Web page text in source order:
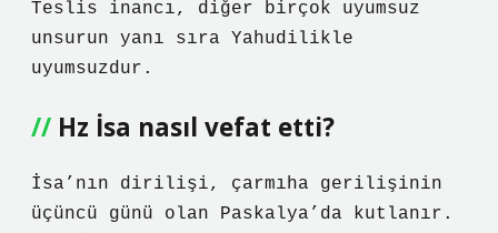
Teslis inancı, diğer birçok uyumsuz
unsurun yanı sıra Yahudilikle
uyumsuzdur.
Hz İsa nasıl vefat etti?
İsa’nın dirilişi, çarmıha gerilişinin
üçüncü günü olan Paskalya’da kutlanır.